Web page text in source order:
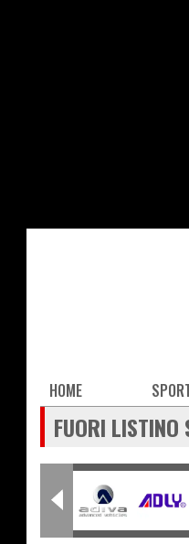
Main
navigation
HOME
FUORI